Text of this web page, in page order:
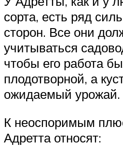
сорта, есть ряд
сторон. Все они
учитываться
чтобы его работа
плодотворной, а
ожидаемый урожай.
К неоспоримым
Адретта относят: